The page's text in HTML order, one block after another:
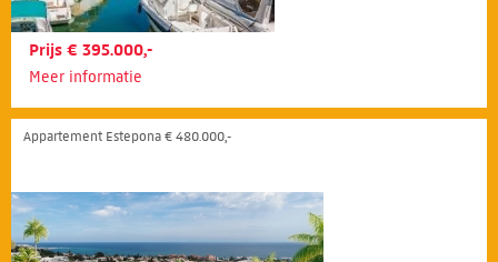
Prijs € 395.000,-
Meer informatie
Appartement Estepona € 480.000,-